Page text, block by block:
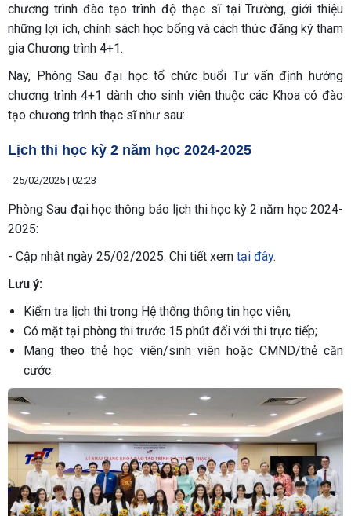
chương trình đào tạo trình độ thạc sĩ tại Trường, giới thiệu
những lợi ích, chính sách học bổng và cách thức đăng ký tham
gia Chương trình 4+1.
Nay, Phòng Sau đại học tổ chức buổi Tư vấn định hướng
chương trình 4+1 dành cho sinh viên thuộc các Khoa có đào
tạo chương trình thạc sĩ như sau:
Lịch thi học kỳ 2 năm học 2024-2025
- 25/02/2025 | 02:23
Phòng Sau đại học thông báo lịch thi học kỳ 2 năm học 2024-
2025:
- Cập nhật ngày 25/02/2025. Chi tiết xem tại đây.
Lưu ý:
Kiểm tra lịch thi trong Hệ thống thông tin học viên;
Có mặt tại phòng thi trước 15 phút đối với thi trực tiếp;
Mang theo thẻ học viên/sinh viên hoặc CMND/thẻ căn
cước.